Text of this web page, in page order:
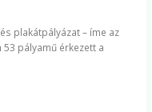
plakátpályázat – íme az
pályamű érkezett a